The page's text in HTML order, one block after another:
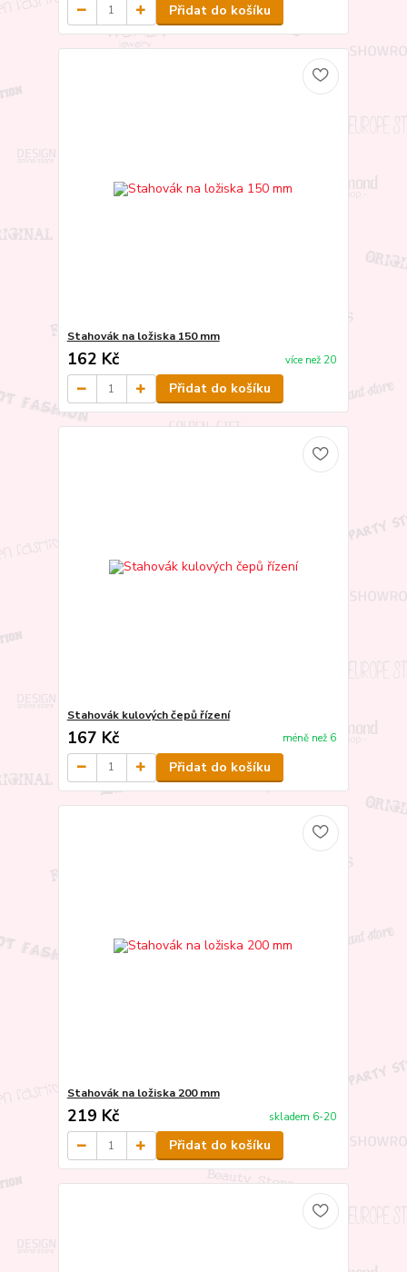
Přidat do košíku
Stahovák na ložiska 150 mm
162 Kč více než 20
Přidat do košíku
Stahovák kulových čepů řízení
167 Kč méně než 6
Přidat do košíku
Stahovák na ložiska 200 mm
219 Kč skladem 6-20
Přidat do košíku